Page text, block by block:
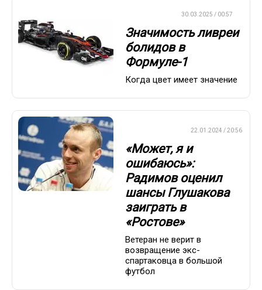
30.03.2025 / 00:57
Значимость ливреи
болидов в
Формуле-1
Когда цвет имеет значение
22.01.2024 / 20:56
«Может, я и
ошибаюсь»:
Радимов оценил
шансы Глушакова
заиграть в
«Ростове»
Ветеран не верит в
возвращение экс-
спартаковца в большой
футбол